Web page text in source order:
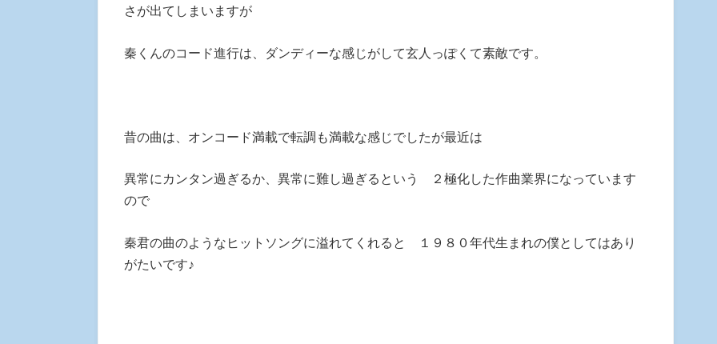
さが出てしまいますが
秦くんのコード進行は、ダンディーな感じがして玄人っぽくて素敵です。
昔の曲は、オンコード満載で転調も満載な感じでしたが最近は
異常にカンタン過ぎるか、異常に難し過ぎるという ２極化した作曲業界になっています
ので
秦君の曲のようなヒットソングに溢れてくれると １９８０年代生まれの僕としてはあり
がたいです♪